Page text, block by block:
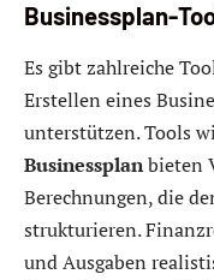
Businessplan-
Es gibt zahlreiche
Erstellen eines
unterstützen. Tools
Businessplanbieten
Berechnungen, die
strukturieren.
und Ausgaben